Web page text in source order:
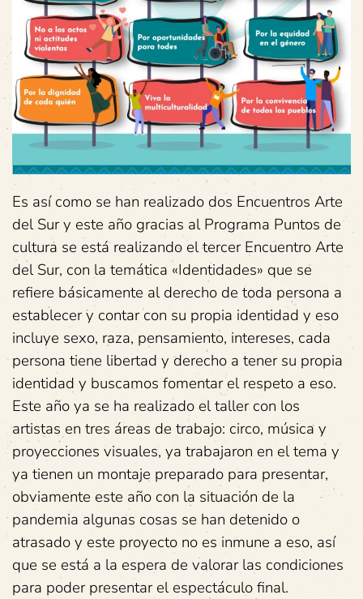
Es así como se han realizado dos Encuentros Arte
del Sur y este año gracias al Programa Puntos de
cultura se está realizando el tercer Encuentro Arte
del Sur, con la temática «Identidades» que se
refiere básicamente al derecho de toda persona a
establecer y contar con su propia identidad y eso
incluye sexo, raza, pensamiento, intereses, cada
persona tiene libertad y derecho a tener su propia
identidad y buscamos fomentar el respeto a eso.
Este año ya se ha realizado el taller con los
artistas en tres áreas de trabajo: circo, música y
proyecciones visuales, ya trabajaron en el tema y
ya tienen un montaje preparado para presentar,
obviamente este año con la situación de la
pandemia algunas cosas se han detenido o
atrasado y este proyecto no es inmune a eso, así
que se está a la espera de valorar las condiciones
para poder presentar el espectáculo final.